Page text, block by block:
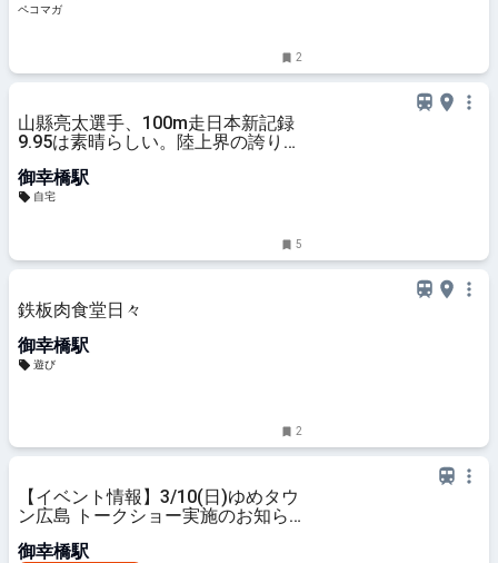
ペコマガ
2
山縣亮太選手、100m走日本新記録
9.95は素晴らしい。陸上界の誇りだ
御幸橋駅
自宅
5
鉄板肉食堂日々
御幸橋駅
遊び
2
【イベント情報】3/10(日)ゆめタウ
ン広島 トークショー実施のお知ら
御幸橋駅